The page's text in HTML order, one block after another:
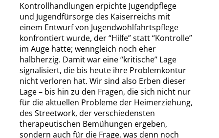
Kontrollhandlungen erpichte Jugendpflege
und Jugendfürsorge des Kaiserreichs mit
einem Entwurf von Jugendwohlfahrtspflege
konfrontiert wurde, der“Hilfe”statt“Kontrolle”
im Auge hatte; wenngleich noch eher
halbherzig. Damit war eine“kritische” Lage
signalisiert, die bis heute ihre Problemkontur
nicht verloren hat. Wir sind also Erben dieser
Lage – bis hin zu den Fragen, die sich nicht nur
für die aktuellen Probleme der Heimerziehung,
des Streetwork, der verschiedensten
therapeutischen Bemühungen ergeben,
sondern auch für die Frage, was denn noch